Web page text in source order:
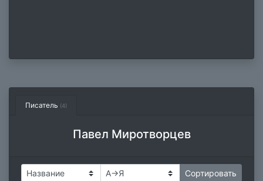
Писатель (4)
Павел Миротворцев